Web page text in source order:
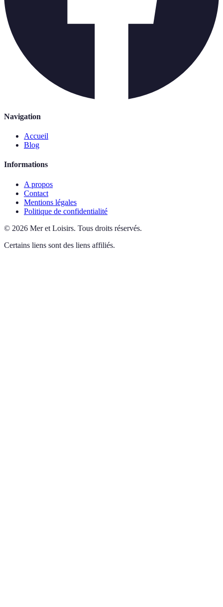
Navigation
Accueil
Blog
Informations
A propos
Contact
Mentions légales
Politique de confidentialité
© 2026 Mer et Loisirs. Tous droits réservés.
Certains liens sont des liens affiliés.